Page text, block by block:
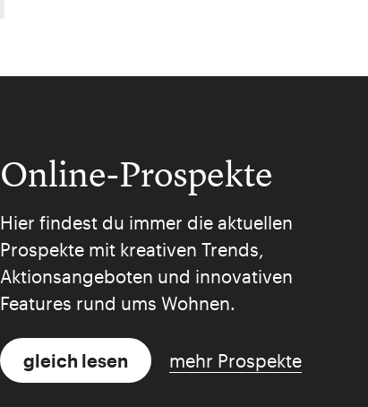
Online-Prospekte
Hier findest du immer die aktuellen
Prospekte mit kreativen Trends,
Aktionsangeboten und innovativen
Features rund ums Wohnen.
gleich lesen mehr Prospekte